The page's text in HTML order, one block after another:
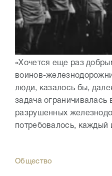
«Хочется еще раз
воинов-
люди, казалось бы,
задача ограничивалась
разрушенных
потребовалось, каждый
Общество